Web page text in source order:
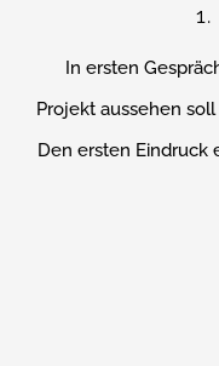
1.
In ersten
Projekt aussehen
Den ersten Eindruck